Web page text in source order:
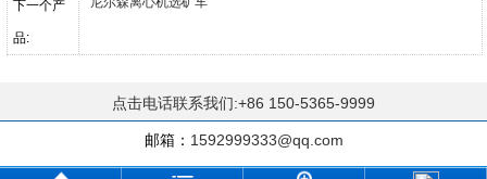
下一个产
品:
点击电话联系我们:+86 150-5365-9999
邮箱： 1592999333@qq.com